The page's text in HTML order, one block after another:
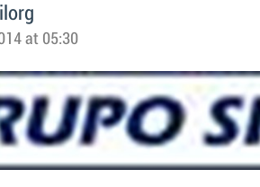
at 05:30